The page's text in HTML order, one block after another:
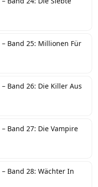
– Band 25: Millionen Für
– Band 26: Die Killer Aus
– Band 27: Die Vampire
– Band 28: Wächter In